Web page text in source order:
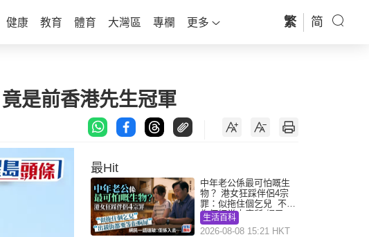
健康 教育 體育 大灣區 專欄 更多 繁 简
是前香港先生冠軍
最Hit
中年老公係最可怕嘅生
物？ 港女狂踩伴侶4宗
罪：似拖住個乞兒 不解
為何經常去廁所 網民一
語道破
生活百科
2026-08-08 15:21 HKT